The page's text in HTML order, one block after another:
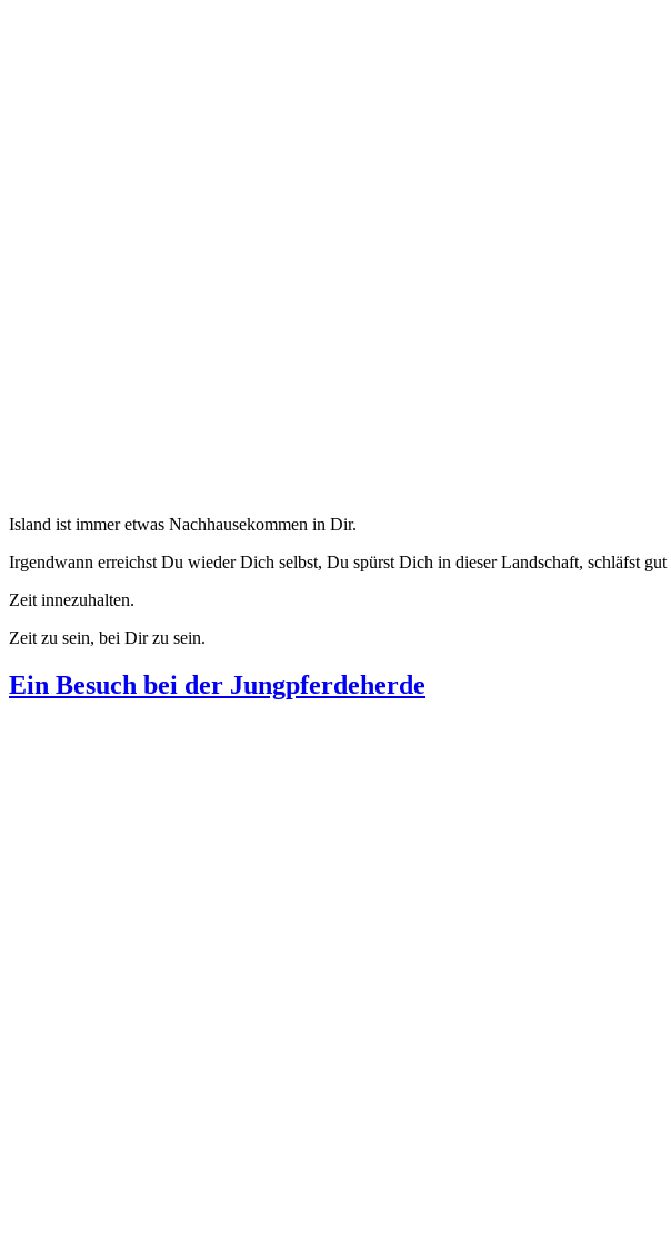
Island ist immer etwas Nachhausekommen in Dir.
Irgendwann erreichst Du wieder Dich selbst, Du spürst Dich in dieser Landschaft, schläfst
Zeit innezuhalten.
Zeit zu sein, bei Dir zu sein.
Ein Besuch bei der Jungpferdeherde